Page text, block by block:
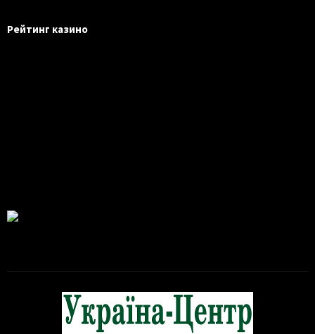
Рейтинг казино